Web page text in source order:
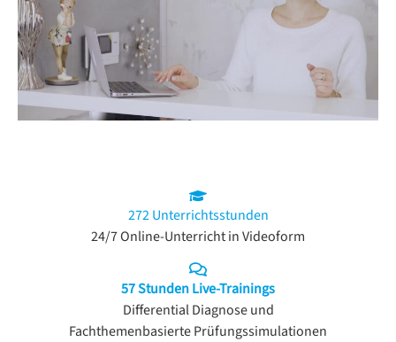
272 Unterrichtsstunden
24/7 Online-Unterricht in Videoform
57 Stunden Live-Trainings
Differential Diagnose und
Fachthemenbasierte Prüfungssimulationen